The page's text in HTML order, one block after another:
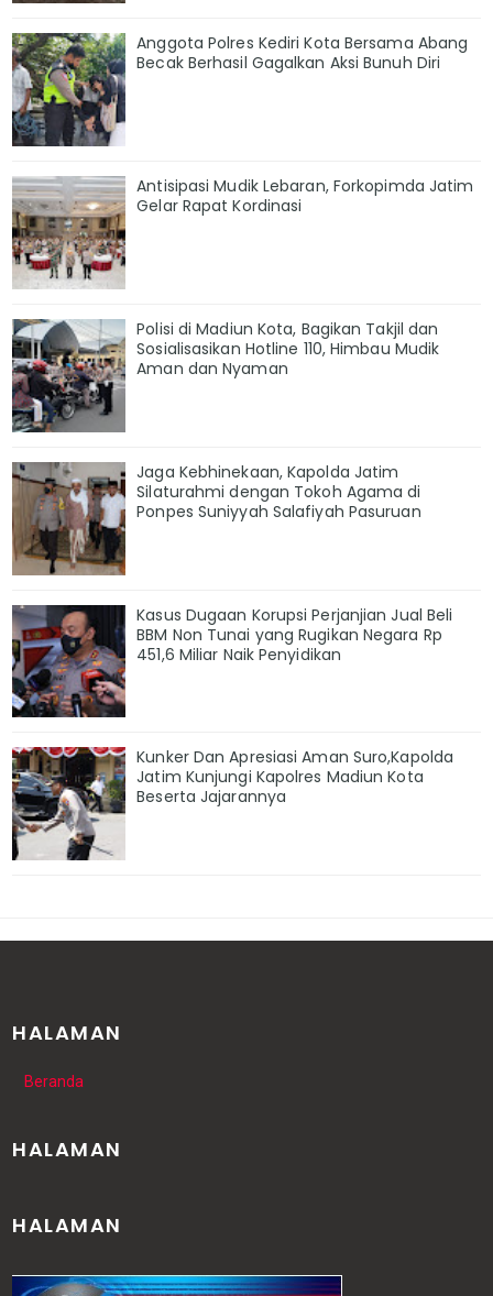
Anggota Polres Kediri Kota Bersama Abang
Becak Berhasil Gagalkan Aksi Bunuh Diri
Antisipasi Mudik Lebaran, Forkopimda Jatim
Gelar Rapat Kordinasi
Polisi di Madiun Kota, Bagikan Takjil dan
Sosialisasikan Hotline 110, Himbau Mudik
Aman dan Nyaman
Jaga Kebhinekaan, Kapolda Jatim
Silaturahmi dengan Tokoh Agama di
Ponpes Suniyyah Salafiyah Pasuruan
Kasus Dugaan Korupsi Perjanjian Jual Beli
BBM Non Tunai yang Rugikan Negara Rp
451,6 Miliar Naik Penyidikan
Kunker Dan Apresiasi Aman Suro,Kapolda
Jatim Kunjungi Kapolres Madiun Kota
Beserta Jajarannya
HALAMAN
Beranda
HALAMAN
HALAMAN